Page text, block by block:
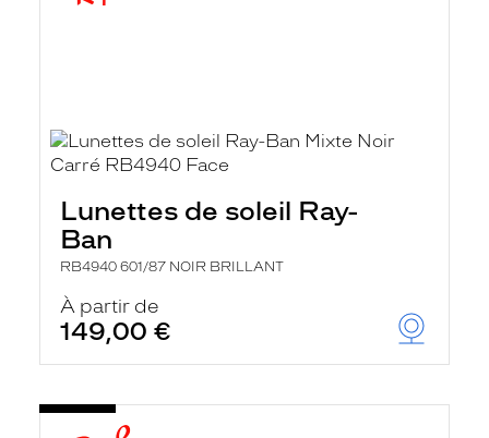
Lunettes de soleil Ray-
Ban
RB4940 601/87 NOIR BRILLANT
À partir de
149,00 €